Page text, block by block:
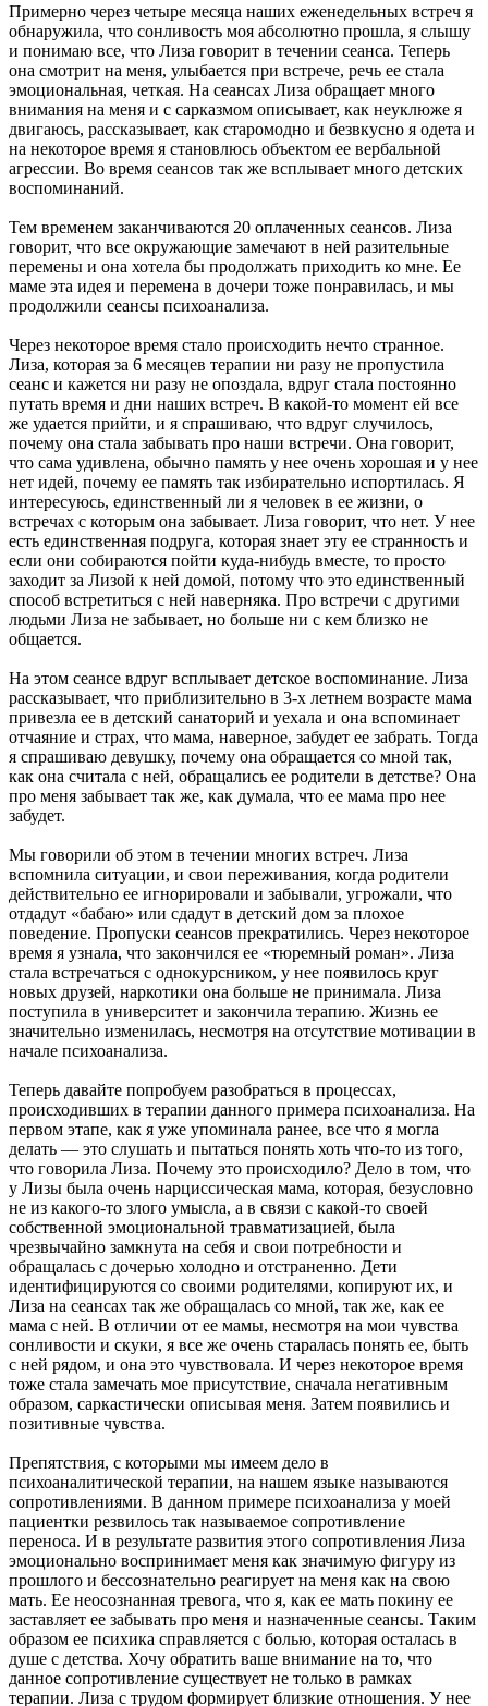
Примерно через четыре месяца наших еженедельных встреч я
обнаружила, что сонливость моя абсолютно прошла, я слышу
и понимаю все, что Лиза говорит в течении сеанса. Теперь
она смотрит на меня, улыбается при встрече, речь ее стала
эмоциональная, четкая. На сеансах Лиза обращает много
внимания на меня и с сарказмом описывает, как неуклюже я
двигаюсь, рассказывает, как старомодно и безвкусно я одета и
на некоторое время я становлюсь объектом ее вербальной
агрессии. Во время сеансов так же всплывает много детских
воспоминаний.
Тем временем заканчиваются 20 оплаченных сеансов. Лиза
говорит, что все окружающие замечают в ней разительные
перемены и она хотела бы продолжать приходить ко мне. Ее
маме эта идея и перемена в дочери тоже понравилась, и мы
продолжили сеансы психоанализа.
Через некоторое время стало происходить нечто странное.
Лиза, которая за 6 месяцев терапии ни разу не пропустила
сеанс и кажется ни разу не опоздала, вдруг стала постоянно
путать время и дни наших встреч. В какой-то момент ей все
же удается прийти, и я спрашиваю, что вдруг случилось,
почему она стала забывать про наши встречи. Она говорит,
что сама удивлена, обычно память у нее очень хорошая и у нее
нет идей, почему ее память так избирательно испортилась. Я
интересуюсь, единственный ли я человек в ее жизни, о
встречах с которым она забывает. Лиза говорит, что нет. У нее
есть единственная подруга, которая знает эту ее странность и
если они собираются пойти куда-нибудь вместе, то просто
заходит за Лизой к ней домой, потому что это единственный
способ встретиться с ней наверняка. Про встречи с другими
людьми Лиза не забывает, но больше ни с кем близко не
общается.
На этом сеансе вдруг всплывает детское воспоминание. Лиза
рассказывает, что приблизительно в 3-х летнем возрасте мама
привезла ее в детский санаторий и уехала и она вспоминает
отчаяние и страх, что мама, наверное, забудет ее забрать. Тогда
я спрашиваю девушку, почему она обращается со мной так,
как она считала с ней, обращались ее родители в детстве? Она
про меня забывает так же, как думала, что ее мама про нее
забудет.
Мы говорили об этом в течении многих встреч. Лиза
вспомнила ситуации, и свои переживания, когда родители
действительно ее игнорировали и забывали, угрожали, что
отдадут «бабаю» или сдадут в детский дом за плохое
поведение. Пропуски сеансов прекратились. Через некоторое
время я узнала, что закончился ее «тюремный роман». Лиза
стала встречаться с однокурсником, у нее появилось круг
новых друзей, наркотики она больше не принимала. Лиза
поступила в университет и закончила терапию. Жизнь ее
значительно изменилась, несмотря на отсутствие мотивации в
начале психоанализа.
Теперь давайте попробуем разобраться в процессах,
происходивших в терапии данного примера психоанализа. На
первом этапе, как я уже упоминала ранее, все что я могла
делать — это слушать и пытаться понять хоть что-то из того,
что говорила Лиза. Почему это происходило? Дело в том, что
у Лизы была очень нарциссическая мама, которая, безусловно
не из какого-то злого умысла, а в связи с какой-то своей
собственной эмоциональной травматизацией, была
чрезвычайно замкнута на себя и свои потребности и
обращалась с дочерью холодно и отстраненно. Дети
идентифицируются со своими родителями, копируют их, и
Лиза на сеансах так же обращалась со мной, так же, как ее
мама с ней. В отличии от ее мамы, несмотря на мои чувства
сонливости и скуки, я все же очень старалась понять ее, быть
с ней рядом, и она это чувствовала. И через некоторое время
тоже стала замечать мое присутствие, сначала негативным
образом, саркастически описывая меня. Затем появились и
позитивные чувства.
Препятствия, с которыми мы имеем дело в
психоаналитической терапии, на нашем языке называются
сопротивлениями. В данном примере психоанализа у моей
пациентки резвилось так называемое сопротивление
переноса. И в результате развития этого сопротивления Лиза
эмоционально воспринимает меня как значимую фигуру из
прошлого и бессознательно реагирует на меня как на свою
мать. Ее неосознанная тревога, что я, как ее мать покину ее
заставляет ее забывать про меня и назначенные сеансы. Таким
образом ее психика справляется с болью, которая осталась в
душе с детства. Хочу обратить ваше внимание на то, что
данное сопротивление существует не только в рамках
терапии. Лиза с трудом формирует близкие отношения. У нее